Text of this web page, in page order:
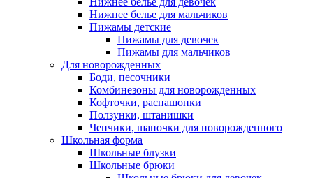
Нижнее белье для мальчиков
Пижамы детские
Пижамы для девочек
Пижамы для мальчиков
Для новорожденных
Боди, песочники
Комбинезоны для новорожденных
Кофточки, распашонки
Ползунки, штанишки
Чепчики, шапочки для новорожденного
Школьная форма
Школьные блузки
Школьные брюки